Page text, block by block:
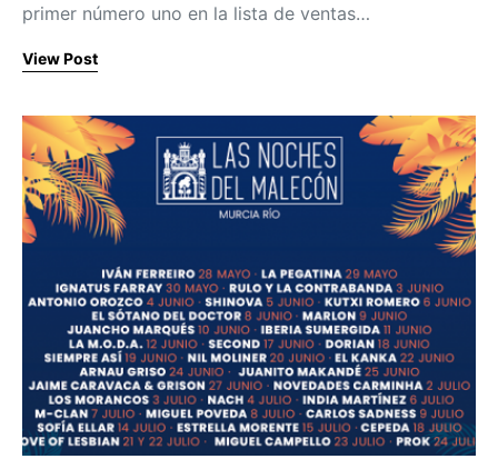
primer número uno en la lista de ventas…
View Post